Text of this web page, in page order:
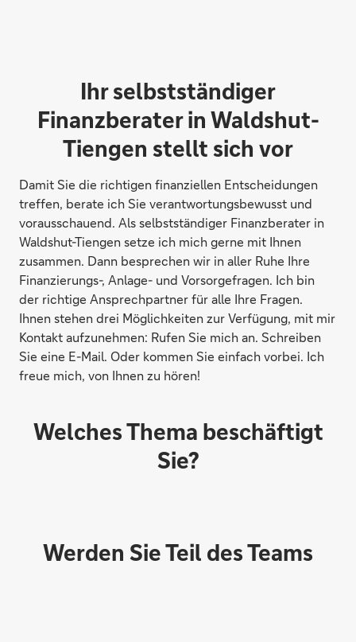
Ihr selbstständiger
Finanzberater in Waldshut-
Tiengen stellt sich vor
Damit Sie die richtigen finanziellen Entscheidungen
treffen, berate ich Sie verantwortungsbewusst und
vorausschauend. Als selbstständiger Finanzberater in
Waldshut-Tiengen setze ich mich gerne mit Ihnen
zusammen. Dann besprechen wir in aller Ruhe Ihre
Finanzierungs-, Anlage- und Vorsorgefragen. Ich bin
der richtige Ansprechpartner für alle Ihre Fragen.
Ihnen stehen drei Möglichkeiten zur Verfügung, mit mir
Kontakt aufzunehmen: Rufen Sie mich an. Schreiben
Sie eine E-Mail. Oder kommen Sie einfach vorbei. Ich
freue mich, von Ihnen zu hören!
Welches Thema beschäftigt
Sie?
Werden Sie Teil des Teams